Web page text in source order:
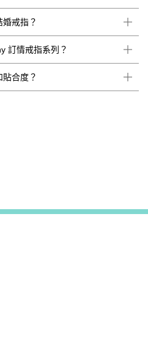
戒指？
訂情戒指系列？
合度？